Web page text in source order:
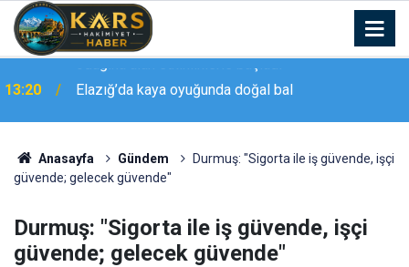
13:20 Elazığ’da kaya oyuğunda doğal bal
Anasayfa Gündem
Durmuş: "Sigorta ile iş güvende, işçi
güvende; gelecek güvende"
Durmuş: "Sigorta ile iş güvende, işçi
güvende; gelecek güvende"